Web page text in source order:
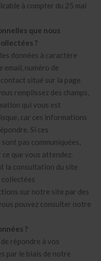
à compter du 25 mai
que nous
?
données à caractère
email, numéro de
situé sur la page
remplissez des champs,
qui vous est
car ces informations
Si ces
pas communiquées,
que vous attendez.
la consultation du site
sur notre site par des
pouvez consulter notre
?
répondre à vos
par le biais de notre